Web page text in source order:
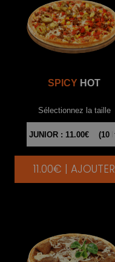
SPICY HOT
Sélectionnez la taille
|
11.00€ | AJOUTER